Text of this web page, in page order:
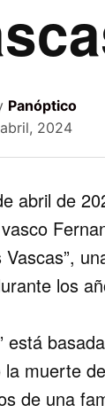
Panóptico
2024
abril de
Vascas”,
los
está
la muerte
de una